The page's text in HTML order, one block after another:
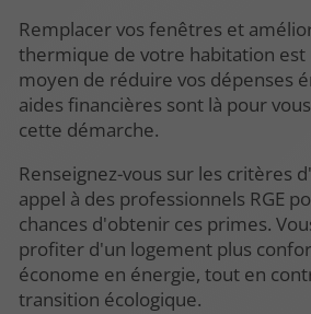
Remplacer vos fenêtres et
thermique de votre habitation est
moyen de réduire vos dépenses
aides financières sont là pour
cette démarche.
Renseignez-vous sur les critères
appel à des professionnels RGE
chances d'obtenir ces primes.
profiter d'un logement plus
économe en énergie, tout en
transition écologique.